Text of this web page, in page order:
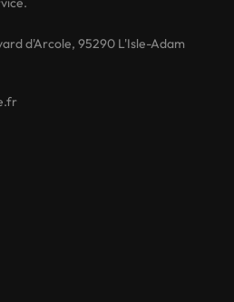
d'Arcole, 95290 L'Isle-Adam